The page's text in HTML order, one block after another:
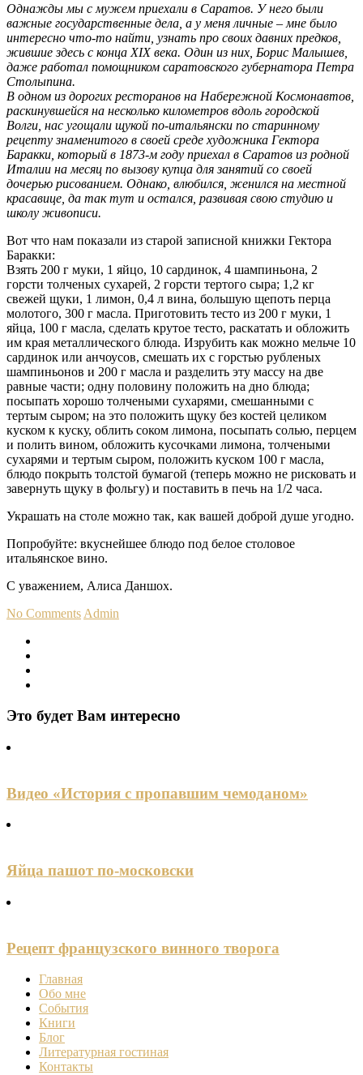
Однажды мы с мужем приехали в Саратов. У него были
важные государственные дела, а у меня личные – мне было
интересно что-то найти, узнать про своих давних предков,
жившие здесь с конца ХIХ века. Один из них, Борис Малышев,
даже работал помощником саратовского губернатора Петра
Столыпина.
В одном из дорогих ресторанов на Набережной Космонавтов,
раскинувшейся на несколько километров вдоль городской
Волги, нас угощали щукой по-итальянски по старинному
рецепту знаменитого в своей среде художника Гектора
Баракки, который в 1873-м году приехал в Саратов из родной
Италии на месяц по вызову купца для занятий со своей
дочерью рисованием. Однако, влюбился, женился на местной
красавице, да так тут и остался, развивая свою студию и
школу живописи.
Вот что нам показали из старой записной книжки Гектора
Баракки:
Взять 200 г муки, 1 яйцо, 10 сардинок, 4 шампиньона, 2
горсти толченых сухарей, 2 горсти тертого сыра; 1,2 кг
свежей щуки, 1 лимон, 0,4 л вина, большую щепоть перца
молотого, 300 г масла. Приготовить тесто из 200 г муки, 1
яйца, 100 г масла, сделать крутое тесто, раскатать и обложить
им края металлического блюда. Изрубить как можно мельче 10
сардинок или анчоусов, смешать их с горстью рубленых
шампиньонов и 200 г масла и разделить эту массу на две
равные части; одну половину положить на дно блюда;
посыпать хорошо толчеными сухарями, смешанными с
тертым сыром; на это положить щуку без костей целиком
куском к куску, облить соком лимона, посыпать солью, перцем
и полить вином, обложить кусочками лимона, толчеными
сухарями и тертым сыром, положить куском 100 г масла,
блюдо покрыть толстой бумагой (теперь можно не рисковать и
завернуть щуку в фольгу) и поставить в печь на 1/2 часа.
Украшать на столе можно так, как вашей доброй душе угодно.
Попробуйте: вкуснейшее блюдо под белое столовое
итальянское вино.
С уважением, Алиса Даншох.
No Comments Admin
Это будет Вам интересно
Видео «История с пропавшим чемоданом»
Яйца пашот по-московски
Рецепт французского винного творога
Главная
Обо мне
События
Книги
Блог
Литературная гостиная
Контакты